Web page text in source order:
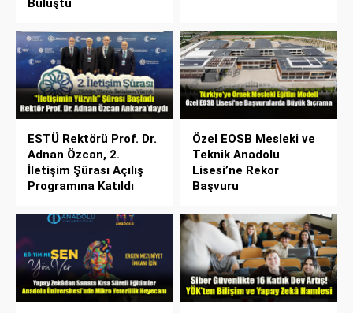
Buluştu
ESTÜ Rektörü Prof. Dr.
Adnan Özcan, 2.
İletişim Şûrası Açılış
Programına Katıldı
Özel EOSB Mesleki ve
Teknik Anadolu
Lisesi’ne Rekor
Başvuru